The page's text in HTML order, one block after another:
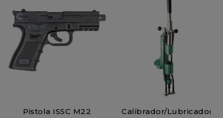
Pistola ISSC M22
Calibrador/Lubricador